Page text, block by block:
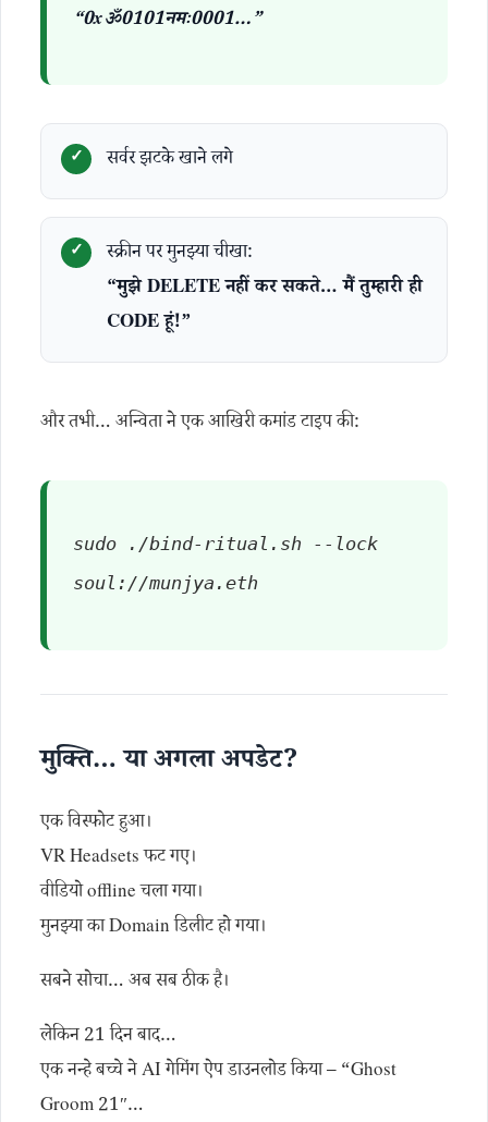
“0xॐ0101नमः0001…”
सर्वर झटके खाने लगे
स्क्रीन पर मुनझ्या चीखा:
“मुझे DELETE नहीं कर सकते… मैं तुम्हारी ही
CODE हूं!”
और तभी… अन्विता ने एक आखिरी कमांड टाइप की:
sudo ./bind-ritual.sh --lock
soul://munjya.eth
मुक्ति… या अगला अपडेट?
एक विस्फोट हुआ।
VR Headsets फट गए।
वीडियो offline चला गया।
मुनझ्या का Domain डिलीट हो गया।
सबने सोचा… अब सब ठीक है।
लेकिन 21 दिन बाद…
एक नन्हे बच्चे ने AI गेमिंग ऐप डाउनलोड किया – “Ghost
Groom 21″…